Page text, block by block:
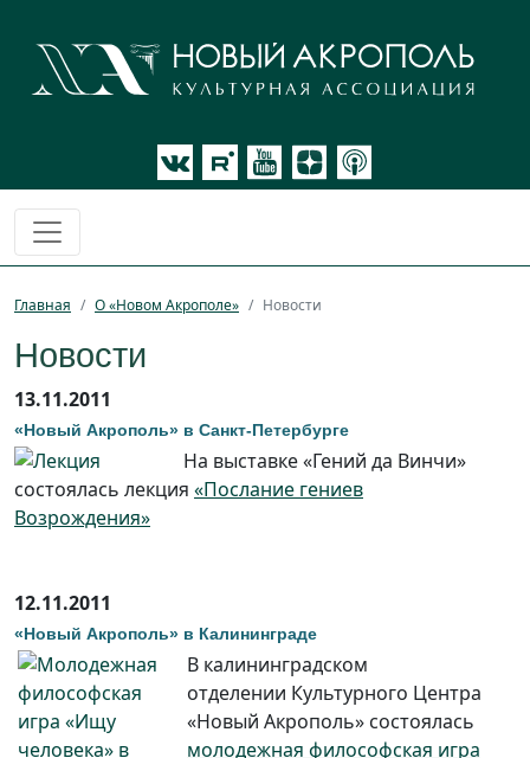
Главная О «Новом Акрополе» Новости
Новости
13.11.2011
«Новый Акрополь» в Санкт-Петербурге
На выставке «Гений да Винчи»
состоялась лекция «Послание гениев
Возрождения»
12.11.2011
«Новый Акрополь» в Калининграде
В калининградском
отделении Культурного Центра
«Новый Акрополь» состоялась
молодежная философская игра